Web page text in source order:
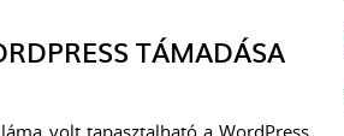
TÁMADÁSA
volt tapasztalható a WordPress